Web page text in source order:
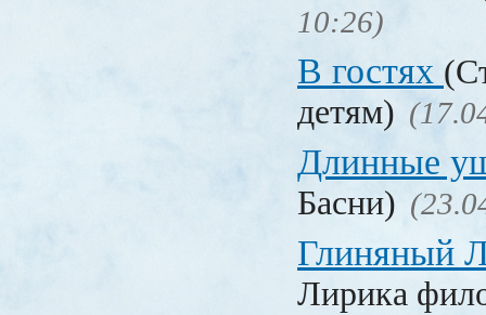
10:26)
В гостях
детям)
Длинные
Басни)
Глиняный
Лирика